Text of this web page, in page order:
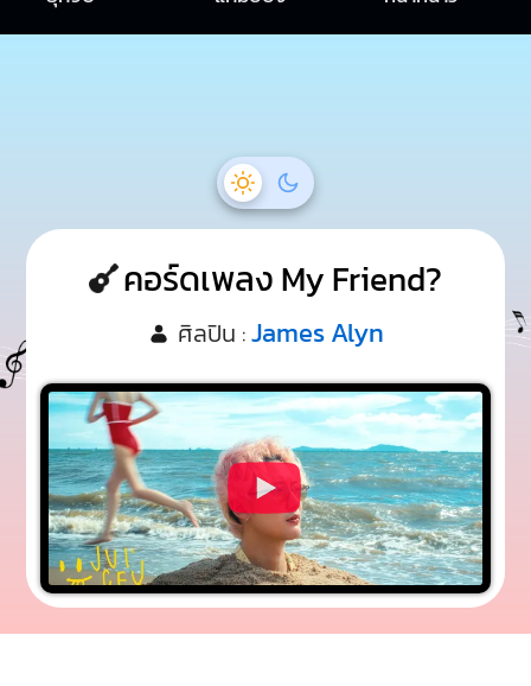
คอร์ดเพลง My Friend?
ศิลปิน :James Alyn